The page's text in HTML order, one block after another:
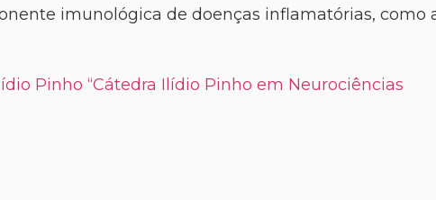
imunológica de doenças inflamatórias, como
Pinho “Cátedra Ilídio Pinho em Neurociências